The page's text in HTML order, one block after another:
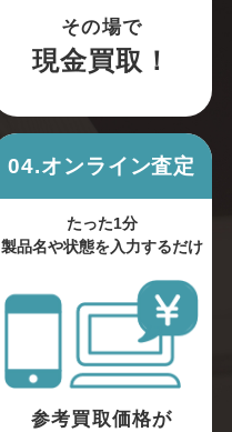
その場で
現金買取！
04.オンライン査定
たった1分
製品名や状態を入力するだけ
参考買取価格が